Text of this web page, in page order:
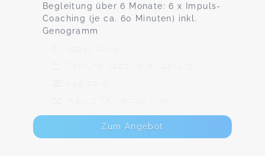
Begleitung über 6 Monate: 6 x Impuls-
Coaching (je ca. 60 Minuten) inkl.
Genogramm
29223 Celle
Termine nach Vereinbarung
499,00 €
Max. 3 TeilnehmerInnen
Zum Angebot